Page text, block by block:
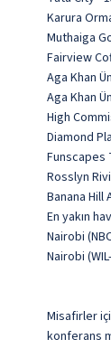
Karura
Muthaiga
Fairview
Aga Khan
Aga Khan
High
Diamond
Funscapes
Rosslyn
Banana Hill
En yakın
Nairobi
Nairobi
Misafirler
konferans